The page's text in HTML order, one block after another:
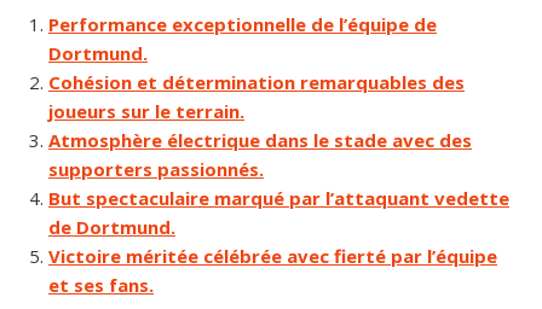
Performance exceptionnelle de l’équipe de
Dortmund.
Cohésion et détermination remarquables des
joueurs sur le terrain.
Atmosphère électrique dans le stade avec des
supporters passionnés.
But spectaculaire marqué par l’attaquant vedette
de Dortmund.
Victoire méritée célébrée avec fierté par l’équipe
et ses fans.